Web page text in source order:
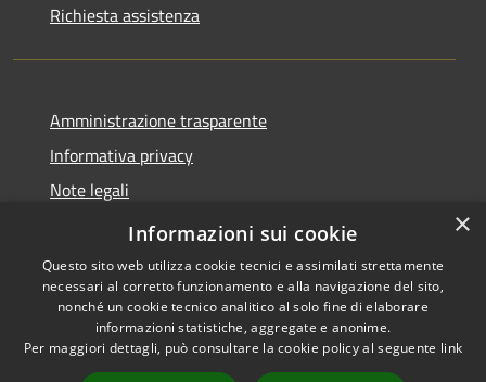
Richiesta assistenza
Amministrazione trasparente
Informativa privacy
Note legali
Dichiarazione di accessibilità
Accessibilità
Copyright © 2026 • Comune di
Borca di Cadore • Powered by
×
Informazioni sui cookie
Questo sito web utilizza cookie tecnici e assimilati strettamente
necessari al corretto funzionamento e alla navigazione del sito,
nonché un cookie tecnico analitico al solo fine di elaborare
informazioni statistiche, aggregate e anonime.
Per maggiori dettagli, può consultare la cookie policy al seguente link